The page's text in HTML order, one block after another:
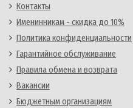
Контакты
Именинникам - скидка до 10%
Политика конфиденциальности
Гарантийное обслуживание
Правила обмена и возврата
Вакансии
Бюджетным организациям